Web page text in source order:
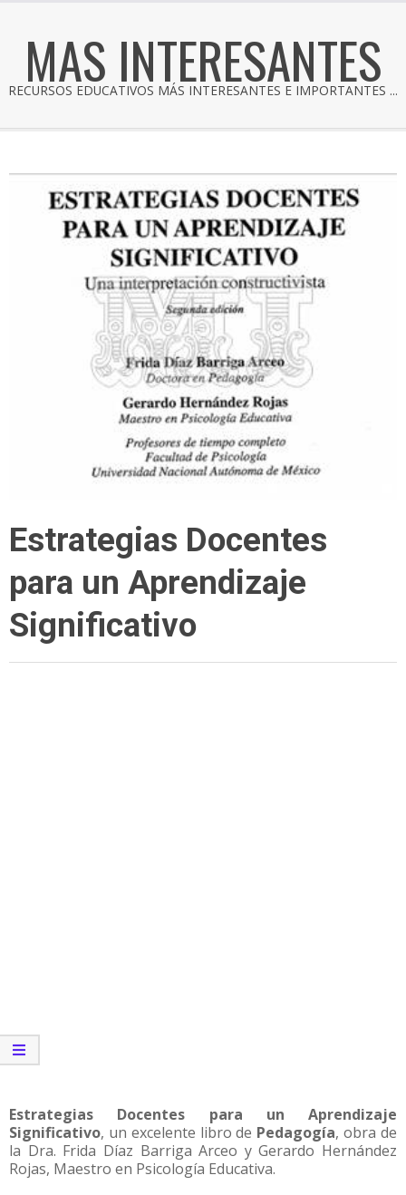
MAS INTERESANTES
RECURSOS EDUCATIVOS MÁS INTERESANTES E IMPORTANTES ...
Estrategias Docentes
para un Aprendizaje
Significativo
Estrategias Docentes para un Aprendizaje
Significativo, un excelente libro de Pedagogía, obra de
la Dra. Frida Díaz Barriga Arceo y Gerardo Hernández
Rojas, Maestro en Psicología Educativa.